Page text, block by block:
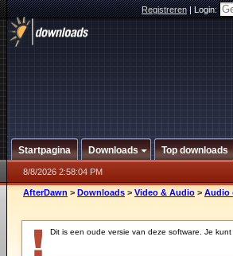
Registreren|Login:
Startpagina Downloads Top downloads
8/8/2026 2:58:04 PM
AfterDawn > Downloads > Video & Audio > Audio
Dit is een oude versie van deze software. Je kunt